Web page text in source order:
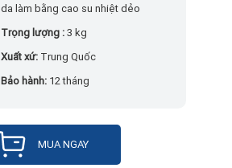
da làm bằng cao su nhiệt dẻo
Trọng lượng :3 kg
Xuất xứ: Trung Quốc
Bảo hành: 12 tháng
MUA NGAY